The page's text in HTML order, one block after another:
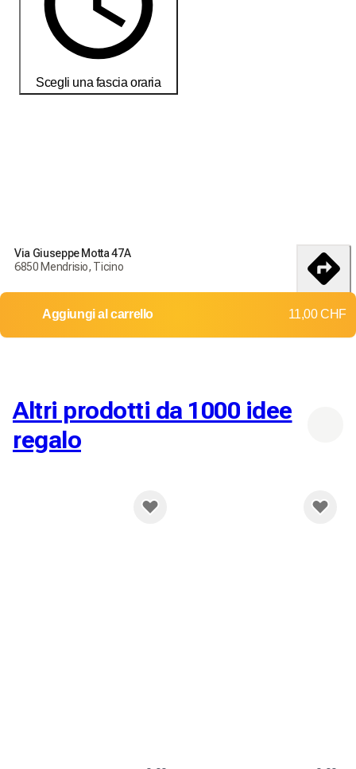
Scegli una fascia oraria
débembre
Resi e cambi non accettati
Costi di spedizione: 0,00 CHF
Via Giuseppe Motta 47A
6850 Mendrisio, Ticino
Aggiungi al carrello 11,00 CHF
Altri prodotti da 1000 idee
regalo